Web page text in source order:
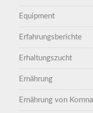
Equipment
Erfahrungsberichte
Erhaltungszucht
Ernährung
Ernährung von